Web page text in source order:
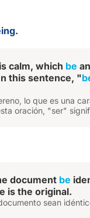
calm, which be
this sentence, "
lo que es una
oración, "ser"
document be
is the original.
sean